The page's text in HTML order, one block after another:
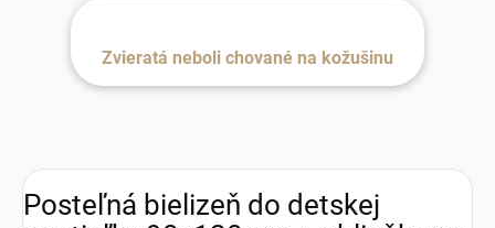
Zvieratá neboli chované na kožušinu
Posteľná bielizeň do detskej